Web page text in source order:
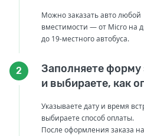
Можно заказать авто любой
вместимости — от Micro на
до 19-местного автобуса.
2
Заполняете форму
и выбираете, как
Указываете дату и время
выбираете способ оплаты.
После оформления заказа